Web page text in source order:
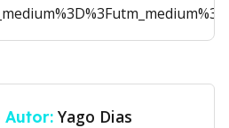
Autor: Yago Dias